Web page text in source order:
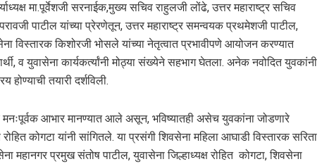
मा.पूर्वेशजी सरनाईक,मुख्य सचिव राहुलजी लोंढे, उत्तर महाराष्ट्र सचिव
पाटील यांच्या प्रेरणेतून, उत्तर महाराष्ट्र समन्वयक प्रथमेशजी पाटील,
विस्तारक किशोरजी भोसले यांच्या नेतृत्वात प्रभावीपणे आयोजन करण्यात
व युवासेना कार्यकर्त्यांनी मोठ्या संख्येने सहभाग घेतला. अनेक नवोदित युवकांनी
तयारी दर्शविली.
मनःपूर्वक आभार मानण्यात आले असून, भविष्यातही असेच युवकांना जोडणारे
कोगटा यांनी सांगितले. या प्रसंगी शिवसेना महिला आघाडी विस्तारक सरिता
महानगर प्रमुख संतोष पाटील, युवासेना जिल्हाध्यक्ष रोहित कोगटा, शिवसेना